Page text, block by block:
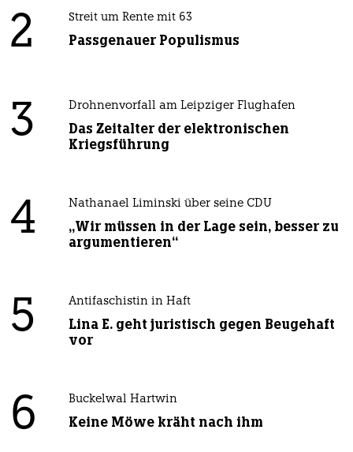
2 Streit um Rente mit 63
Passgenauer Populismus
3 Drohnenvorfall am Leipziger Flughafen
Das Zeitalter der elektronischen
Kriegsführung
4 Nathanael Liminski über seine CDU
„Wir müssen in der Lage sein, besser zu
argumentieren“
5 Antifaschistin in Haft
Lina E. geht juristisch gegen Beugehaft
vor
6 Buckelwal Hartwin
Keine Möwe kräht nach ihm